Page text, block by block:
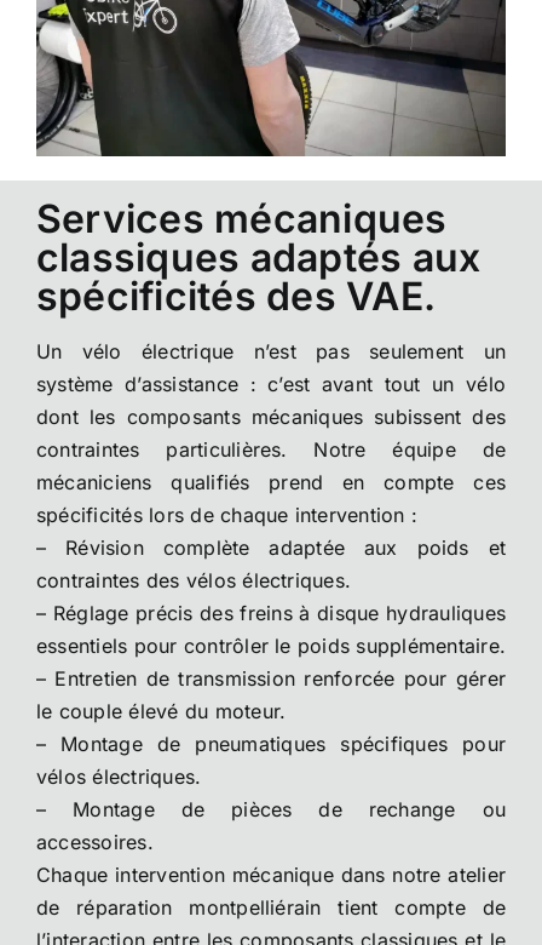
Services mécaniques
classiques adaptés aux
spécificités des VAE.
Un vélo électrique n’est pas seulement un
système d’assistance : c’est avant tout un vélo
dont les composants mécaniques subissent des
contraintes particulières. Notre équipe de
mécaniciens qualifiés prend en compte ces
spécificités lors de chaque intervention :
– Révision complète adaptée aux poids et
contraintes des vélos électriques.
– Réglage précis des freins à disque hydrauliques
essentiels pour contrôler le poids supplémentaire.
– Entretien de transmission renforcée pour gérer
le couple élevé du moteur.
– Montage de pneumatiques spécifiques pour
vélos électriques.
– Montage de pièces de rechange ou
accessoires.
Chaque intervention mécanique dans notre atelier
de réparation montpelliérain tient compte de
l’interaction entre les composants classiques et le